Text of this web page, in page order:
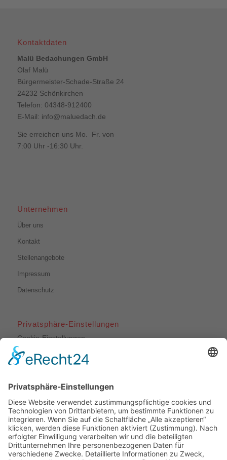
Kontaktdaten
Malü Bedachungen GmbH
Olaf Malü
Bürgermeister-Schade-Straße 24
24232 Schönkirchen
Telefon: 04348-912400
E-Mail: info@maluedach.de
Sie erreichen uns Mo. Fr. von
7:00 Uhr -16:30 Uhr.
Unternehmen
Über uns
Kontakt
Stellenangebote
Impressum
Datenschutz
Privatsphäre-Einstellungen
Cookie-Einstellungen
Dachdeckerarbeiten
Bauklempnerei
Flachdachabdichtungen